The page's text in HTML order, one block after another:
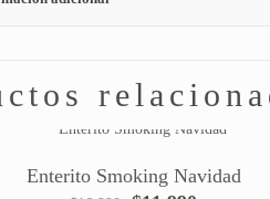
Enterito Smoking Navidad